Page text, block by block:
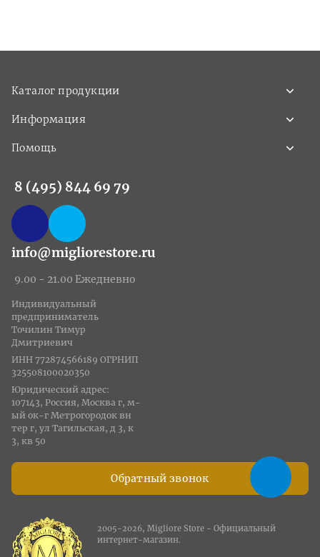
Каталог продукции
Информация
Помощь
8 (495) 844 69 79
info@migliorestore.ru
9.00 - 21.00 Ежедневно
Обратный звонок
Индивидуальный
предприниматель
Точилин Тимур
Дмитриевич
ИНН 772874566189 ОГРНИП
325508100020350
Юридический адрес:
107143, Россия, Москва г, м-
ый ок-г Метрогородок вн
тер г, ул Тагильская, д 3, к
3, кв 50
2005-2026, Migliore Store - Официальный
интернет-магазин.